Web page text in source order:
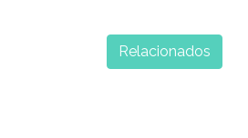
Relacionados